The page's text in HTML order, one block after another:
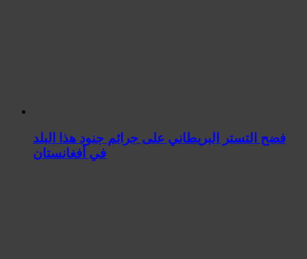
فضح التستر البريطاني على جرائم جنود هذا البلد
في أفغانستان